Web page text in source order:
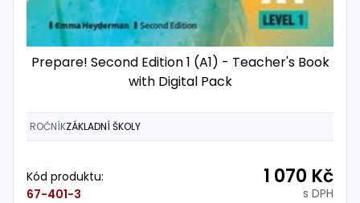
Prepare! Second Edition 1 (A1) - Teacher's Book
with Digital Pack
ROČNÍKZÁKLADNÍ ŠKOLY
Kód produktu:
67-401-3
1 070 Kč
s DPH